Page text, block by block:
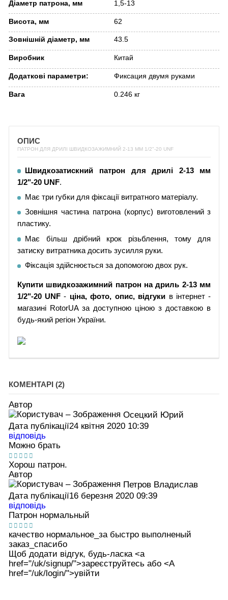
Діаметр патрона, мм 1,5-13
Висота, мм 62
Зовнішній діаметр, мм 43.5
Виробник Китай
Додаткові параметри: Фиксация двумя руками
Вага 0.246 кг
ОПИС
ПАТРОН ДЛЯ ДРИЛІ ШВИДКОЗАЖИМНИЙ 2-13 ММ 1/2"-20 UNF
Швидкозатискний патрон для дрилі 2-13 мм
1/2"-20 UNF.
Має три губки для фіксації витратного матеріалу.
Зовнішня частина патрона (корпус) виготовлений з
пластику.
Має більш дрібний крок різьблення, тому для
затиску витратника досить зусилля руки.
Фіксація здійснюється за допомогою двох рук.
Купити швидкозажимний патрон на дриль 2-13 мм
1/2"-20 UNF- ціна, фото, опис, відгуки в інтернет -
магазині RotorUA за доступною ціною з доставкою в
будь-який регіон України.
КОМЕНТАРІ (2)
Автор
Осецкий Юрий
Дата публікації24 квітня 2020 10:39
відповідь
Можно брать
Хорош патрон.
Автор
Петров Владислав
Дата публікації16 березня 2020 09:39
відповідь
Патрон нормальный
качество нормальное_за быстро выполненый
заказ_спасибо
Щоб додати відгук, будь-ласка <а
href="/uk/signup/">зареєструйтесь або <А
href="/uk/login/">увійти